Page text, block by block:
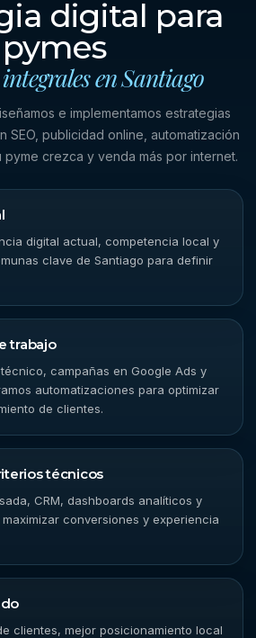
digital para
pymes
en Santiago
e implementamos estrategias
SEO, publicidad online, automatización
pyme crezca y venda más por internet.
digital actual, competencia local y
clave de Santiago para definir
trabajo
técnico, campañas en Google Ads y
automatizaciones para optimizar
de clientes.
técnicos
CRM, dashboards analíticos y
conversiones y experiencia
clientes, mejor posicionamiento local